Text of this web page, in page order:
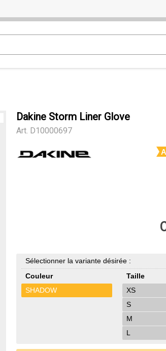
Dakine Storm Liner Glove
Art. D10000697
Sélectionner la variante désirée :
Couleur
SHADOW
Taille
XS
S
M
L